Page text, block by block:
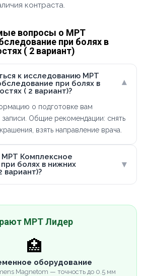
контраста.
вопросы о МРТ
при болях в
( 2 вариант)
к исследованию МРТ
при болях в
( 2 вариант)?
▾
о подготовке вам
записи. Общие рекомендации: снять
взять направление врача.
МРТ Комплексное
болях в нижних
вариант)?
▾
МРТ Лидер
🏥
оборудование
Magnetom — точность до 0.5 мм